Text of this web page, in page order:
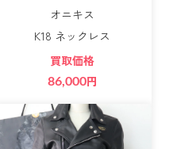
オニキス
K18 ネックレス
買取価格
86,000円